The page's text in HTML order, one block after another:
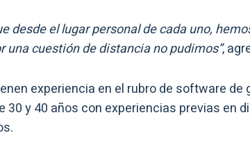
desde el lugar personal de cada uno,
una cuestión de distancia no pudimos”,
experiencia en el rubro de software de
30 y 40 años con experiencias previas en